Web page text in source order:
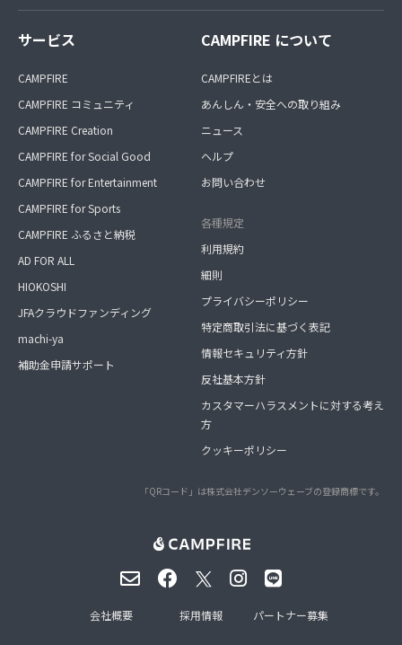
サービス
CAMPFIRE
CAMPFIRE コミュニティ
CAMPFIRE Creation
CAMPFIRE for Social Good
CAMPFIRE for Entertainment
CAMPFIRE for Sports
CAMPFIRE ふるさと納税
AD FOR ALL
HIOKOSHI
JFAクラウドファンディング
machi-ya
補助金申請サポート
CAMPFIRE について
CAMPFIREとは
あんしん・安全への取り組み
ニュース
ヘルプ
お問い合わせ
各種規定
利用規約
細則
プライバシーポリシー
特定商取引法に基づく表記
情報セキュリティ方針
反社基本方針
カスタマーハラスメントに対する考え
方
クッキーポリシー
「QRコード」は株式会社デンソーウェーブの登録商標です。
会社概要 採用情報 パートナー募集